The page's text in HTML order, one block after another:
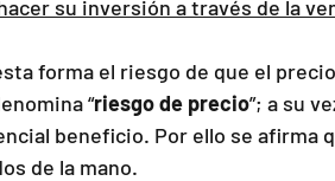
su inversión a través de la
forma el riesgo de que el
“riesgo de precio”; a su
beneficio. Por ello se afirma
de la mano.